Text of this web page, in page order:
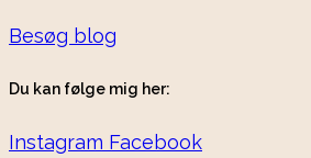
Besøg blog
Du kan følge mig her:
Instagram Facebook